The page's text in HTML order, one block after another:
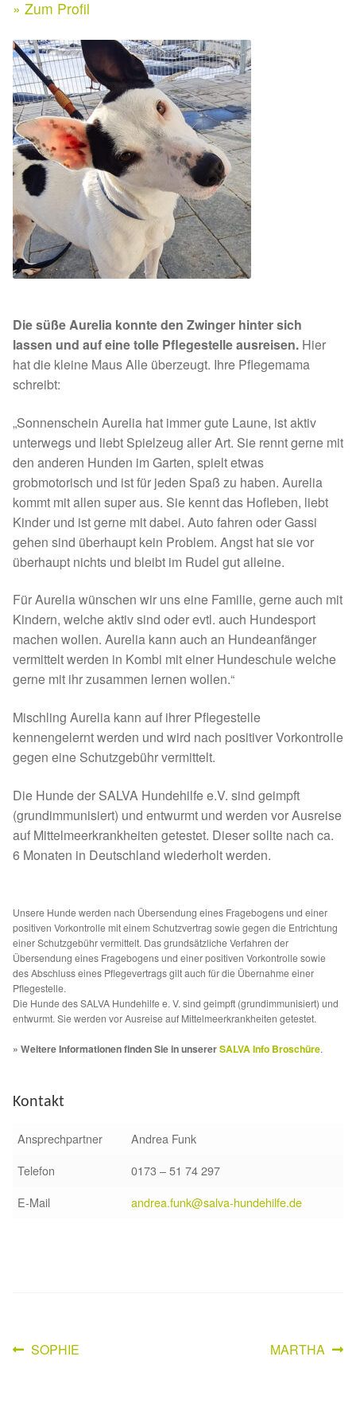
Aktuelle Spenden 2026
Ihre/Eure Spenden – Januar bis Juni 2026
Spenden 2025
Juli bis Dezember 2025
Januar bis Juni 2025
Spenden 2024
Januar bis Juni 2024
Spenden 2023
Juli bis Dezember 2023
Januar bis Juni 2023
Spenden 2022
Juli bis Dezember 2022
Spenden 2021
Juli bis Dezember 2021
Fördermitgliedschaft
Tierschutz
Auslandstierschutz
Schutzgebühr
Notnasen in Deutschland
Notnasen noch im Ausland
Notnasen mit Handicap
Wichtige Gedanken vor der Adoption
Sicherheitsgeschirr
Mittelmeerkrankheiten
Leishmaniose
Ablauf Adoption
Kontakt & Rechtliches
Facebook
Instagram
» Zum Profil
Die süße Aurelia konnte den Zwinger hinter sich
lassen und auf eine tolle Pflegestelle ausreisen. Hier
hat die kleine Maus Alle überzeugt. Ihre Pflegemama
schreibt:
„Sonnenschein Aurelia hat immer gute Laune, ist aktiv
unterwegs und liebt Spielzeug aller Art. Sie rennt gerne mit
den anderen Hunden im Garten, spielt etwas
grobmotorisch und ist für jeden Spaß zu haben. Aurelia
kommt mit allen super aus. Sie kennt das Hofleben, liebt
Kinder und ist gerne mit dabei. Auto fahren oder Gassi
gehen sind überhaupt kein Problem. Angst hat sie vor
überhaupt nichts und bleibt im Rudel gut alleine.
Für Aurelia wünschen wir uns eine Familie, gerne auch mit
Kindern, welche aktiv sind oder evtl. auch Hundesport
machen wollen. Aurelia kann auch an Hundeanfänger
vermittelt werden in Kombi mit einer Hundeschule welche
gerne mit ihr zusammen lernen wollen.“
Mischling Aurelia kann auf ihrer Pflegestelle
kennengelernt werden und wird nach positiver Vorkontrolle
gegen eine Schutzgebühr vermittelt.
Die Hunde der SALVA Hundehilfe e.V. sind geimpft
(grundimmunisiert) und entwurmt und werden vor Ausreise
auf Mittelmeerkrankheiten getestet. Dieser sollte nach ca.
6 Monaten in Deutschland wiederholt werden.
Unsere Hunde werden nach Übersendung eines Fragebogens und einer
positiven Vorkontrolle mit einem Schutzvertrag sowie gegen die Entrichtung
einer Schutzgebühr vermittelt. Das grundsätzliche Verfahren der
Übersendung eines Fragebogens und einer positiven Vorkontrolle sowie
des Abschluss eines Pflegevertrags gilt auch für die Übernahme einer
Pflegestelle.
Die Hunde des SALVA Hundehilfe e. V. sind geimpft (grundimmunisiert) und
entwurmt. Sie werden vor Ausreise auf Mittelmeerkrankheiten getestet.
» Weitere Informationen finden Sie in unsererSALVA Info Broschüre.
Kontakt
Ansprechpartner
Andrea Funk
Telefon
0173 – 51 74 297
E-Mail
andrea.funk@salva-hundehilfe.de
Beitragsnavigation
Vorheriger
SOPHIE
Nächster
MARTHA